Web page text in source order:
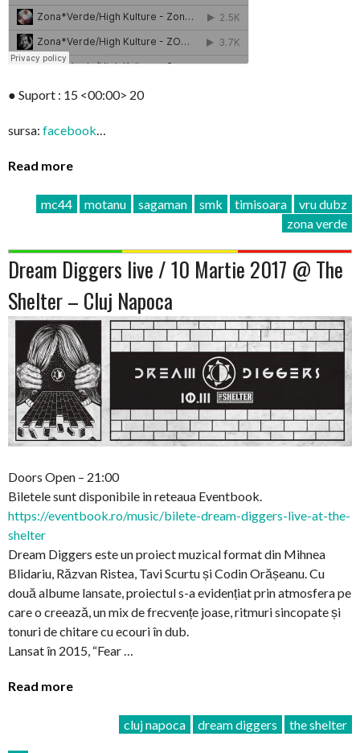
● Suport : 15 <00:00> 20
sursa: facebook…
Read more
mc44 motanu sagaman smk timisoara
vru dubz
zona verde
Dream Diggers live / 10 Martie 2017 @ The
Shelter – Cluj Napoca
Doors Open – 21:00
Biletele sunt disponibile in reteaua Eventbook.
https://eventbook.ro/music/bilete-dream-diggers-live-at-the-
shelter
Dream Diggers este un proiect muzical format din Mihnea
Blidariu, Răzvan Ristea, Tavi Scurtu și Codin Orășeanu. Cu
două albume lansate, proiectul s-a evidențiat prin atmosfera pe
care o creează, un mix de frecvențe joase, ritmuri sincopate și
tonuri de chitare cu ecouri în dub.
Lansat în 2015, “Fear …
Read more
cluj napoca dream diggers the shelter